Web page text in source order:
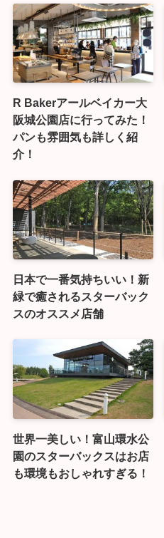
R Bakerアールベイカー大
阪城公園店に行ってみた！
パンも雰囲気も詳しく紹
介！
日本で一番気持ちいい！新
緑で癒されるスターバック
スのオススメ店舗
世界一美しい！富山環水公
園のスターバックスはお店
も環境もおしゃれすぎる！